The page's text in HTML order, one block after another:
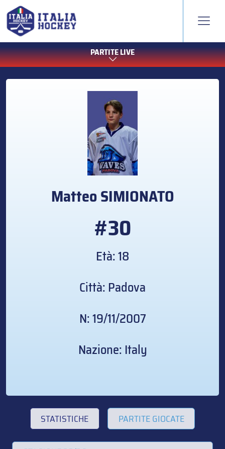
PARTITE LIVE
MatteoSIMIONATO
#30
Età: 18
Città: Padova
N: 19/11/2007
Nazione: Italy
STATISTICHE PARTITE GIOCATE